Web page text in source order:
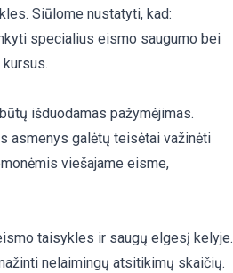
Siūlome nustatyti, kad:
specialius eismo saugumo bei
išduodamas pažymėjimas.
asmenys galėtų teisėtai važinėti
viešajame eisme,
taisykles ir saugų elgesį kelyje.
nelaimingų atsitikimų skaičių.